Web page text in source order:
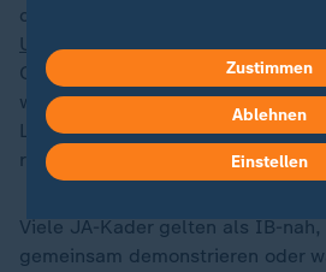
dürfte, ist der Umgang der AfD
Unvereinbarkeitsliste. Wer in
Organisation Mitglied war, darf
wobei sie sich daran selbst nicht
Liste steht auch die "Identitäre
rechtsextreme Aktivistengruppe.
Viele JA-Kader gelten als IB-
gemeinsam demonstrieren oder
Zustimmen
Ablehnen
Einstellen